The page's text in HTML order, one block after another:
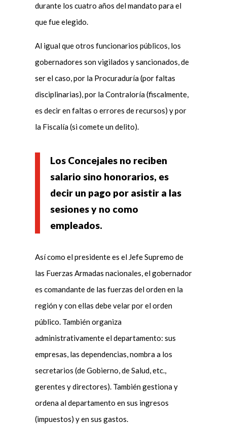
durante los cuatro años del mandato para el
que fue elegido.
Al igual que otros funcionarios públicos, los
gobernadores son vigilados y sancionados, de
ser el caso, por la Procuraduría (por faltas
disciplinarias), por la Contraloría (fiscalmente,
es decir en faltas o errores de recursos) y por
la Fiscalía (si comete un delito).
Los Concejales no reciben
salario sino honorarios, es
decir un pago por asistir a las
sesiones y no como
empleados.
Así como el presidente es el Jefe Supremo de
las Fuerzas Armadas nacionales, el gobernador
es comandante de las fuerzas del orden en la
región y con ellas debe velar por el orden
público. También organiza
administrativamente el departamento: sus
empresas, las dependencias, nombra a los
secretarios (de Gobierno, de Salud, etc.,
gerentes y directores). También gestiona y
ordena al departamento en sus ingresos
(impuestos) y en sus gastos.